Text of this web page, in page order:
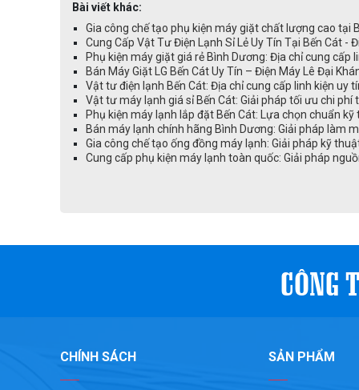
Bài viết khác:
Gia công chế tạo phụ kiện máy giặt chất lượng cao tại
Cung Cấp Vật Tư Điện Lạnh Sỉ Lẻ Uy Tín Tại Bến Cát
Phụ kiện máy giặt giá rẻ Bình Dương: Địa chỉ cung
Bán Máy Giặt LG Bến Cát Uy Tín – Điện Máy Lê Đại
Vật tư điện lạnh Bến Cát: Địa chỉ cung cấp linh kiện uy
Vật tư máy lạnh giá sỉ Bến Cát: Giải pháp tối ưu chi
Phụ kiện máy lạnh lắp đặt Bến Cát: Lựa chọn chuẩn
Bán máy lạnh chính hãng Bình Dương: Giải pháp làm
Gia công chế tạo ống đồng máy lạnh: Giải pháp kỹ
Cung cấp phụ kiện máy lạnh toàn quốc: Giải pháp
CÔNG
CHÍNH SÁCH SẢN PHẨM